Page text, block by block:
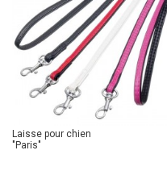
Laisse pour chien
"Paris"